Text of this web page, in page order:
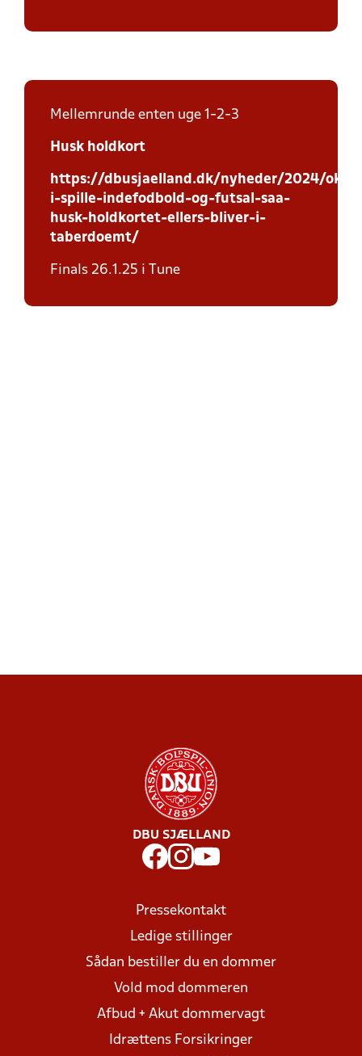
Mellemrunde enten uge 1-2-3
Husk holdkort
https://dbusjaelland.dk/nyheder/2024/
i-spille-indefodbold-og-futsal-saa-
husk-holdkortet-ellers-bliver-i-
taberdoemt/
Finals 26.1.25 i Tune
DBU SJÆLLAND
Pressekontakt
Ledige stillinger
Sådan bestiller du en dommer
Vold mod dommeren
Afbud + Akut dommervagt
Idrættens Forsikringer